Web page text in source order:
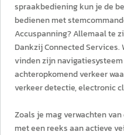
spraakbediening kun je de
bedienen met
Accuspanning? Allemaal te
Dankzij Connected
vinden zijn
achteropkomend verkeer
verkeer detectie, electronic
Zoals je mag verwachten
met een reeks aan actieve